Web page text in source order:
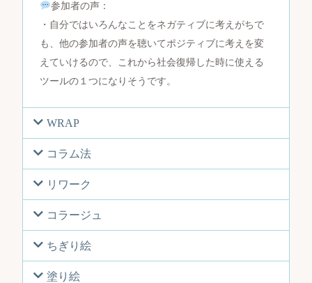
参加者の声：
・自分ではいろんなことをネガティブに考えがちで
も、他の参加者の声を聴いてポジティブに考えを変
えていけるので、これから社会復帰した時に使える
ツールの１つになりそうです。
WRAP
コラム法
リワーク
コラージュ
ちぎり絵
塗り絵